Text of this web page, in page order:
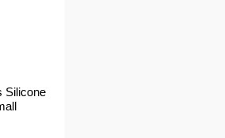
Silicone